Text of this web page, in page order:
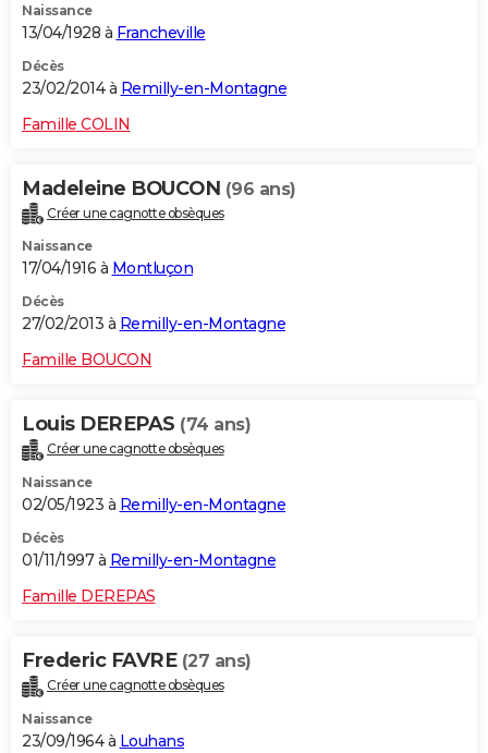
Naissance
13/04/1928 à Francheville
Décès
23/02/2014 à Remilly-en-Montagne
Famille COLIN
Madeleine BOUCON (96 ans)
Créer une cagnotte obsèques
Naissance
17/04/1916 à Montluçon
Décès
27/02/2013 à Remilly-en-Montagne
Famille BOUCON
Louis DEREPAS (74 ans)
Créer une cagnotte obsèques
Naissance
02/05/1923 à Remilly-en-Montagne
Décès
01/11/1997 à Remilly-en-Montagne
Famille DEREPAS
Frederic FAVRE (27 ans)
Créer une cagnotte obsèques
Naissance
23/09/1964 à Louhans